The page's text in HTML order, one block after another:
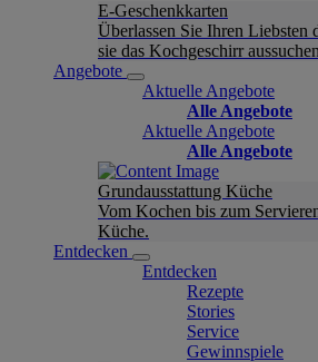
E-Geschenkkarten
Überlassen Sie Ihren Liebsten
sie das Kochgeschirr
Angebote
Aktuelle Angebote
Alle Angebote
Aktuelle Angebote
Alle Angebote
Grundausstattung Küche
Vom Kochen bis zum
Küche.
Entdecken
Entdecken
Rezepte
Stories
Service
Gewinnspiele